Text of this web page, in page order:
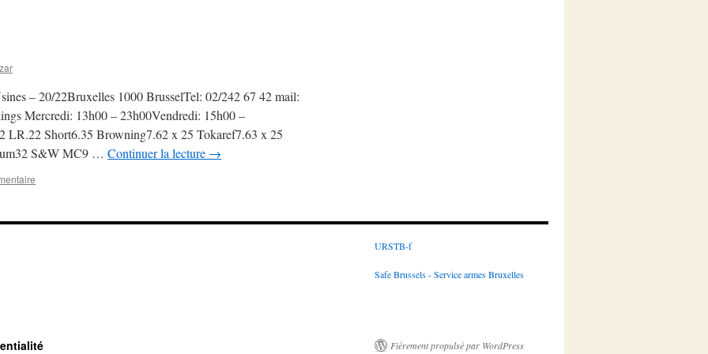
– 20/22Bruxelles 1000 BrusselTel: 02/242 67 42 mail:
Mercredi: 13h00 – 23h00Vendredi: 15h00 –
LR.22 Short6.35 Browning7.62 x 25 Tokaref7.63 x 25
S&W MC9 … Continuer la lecture →
URSTB-f
Safe Brussels - Service armes Bruxelles
Fièrement propulsé par WordPress